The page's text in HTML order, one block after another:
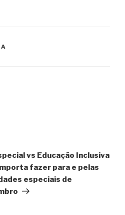
vs Educação Inclusiva
fazer para e pelas
especiais de